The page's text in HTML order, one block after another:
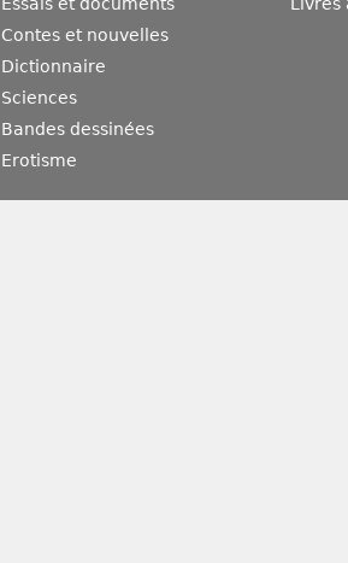
Essais et documents
Contes et nouvelles
Dictionnaire
Sciences
Bandes dessinées
Erotisme
Livres